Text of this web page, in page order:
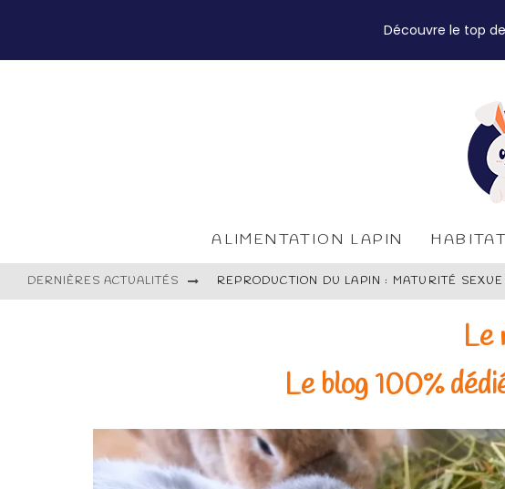
ALIMENTATION LAPIN
DERNIÈRES ACTUALITÉS REPRODUCTION DU LAPIN : MATURITÉ
TON LAPIN A-T-IL LE POIDS IDÉAL ?
Le
Le blog 100%
Découvre le top